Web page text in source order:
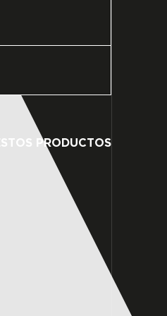
PRODUCTOS